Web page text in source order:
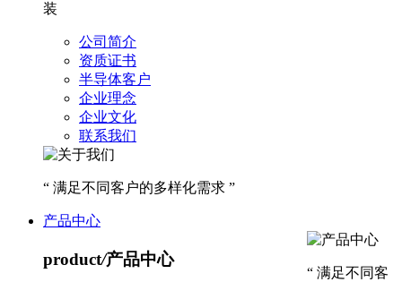
装
公司简介
资质证书
半导体客户
企业理念
企业文化
联系我们
“ 满足不同客户的多样化需求 ”
产品中心
product/产品中心
“ 满足不同客